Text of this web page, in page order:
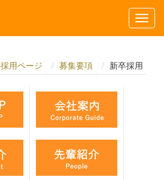
採用ページ 募集要項 新卒採用